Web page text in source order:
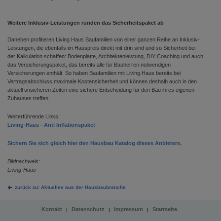
Weitere Inklusiv-Leistungen runden das Sicherheitspaket ab
Daneben profitieren Living Haus Baufamilien von einer ganzen Reihe an Inklusiv-
Leistungen, die ebenfalls im Hauspreis direkt mit drin sind und so Sicherheit bei
der Kalkulation schaffen: Bodenplatte, Architektenleistung, DIY Coaching und auch
das Versicherungspaket, das bereits alle für Bauherren notwendigen
Versicherungen enthält. So haben Baufamilien mit Living Haus bereits bei
Vertragsabschluss maximale Kostensicherheit und können deshalb auch in den
aktuell unsicheren Zeiten eine sichere Entscheidung für den Bau ihres eigenen
Zuhauses treffen.
Weiterführende Links:
Living-Haus - Anti Inflationspaket
Sichern Sie sich gleich hier den Hausbau Katalog dieses Anbieters.
Bildnachweis:
Living-Haus
zurück zu: Aktuelles aus der Hausbaubranche
Kontakt | Datenschutz | Impressum | Startseite